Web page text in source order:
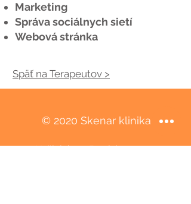
Marketing
Správa sociálnych sietí
Webová stránka
Späť na Terapeutov >
© 2020 Skenar klinika
Košická 49, Bratislava 821 08